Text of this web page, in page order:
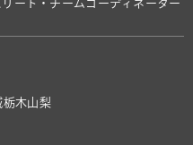
ート・チーム コーディネーター
栃木山梨